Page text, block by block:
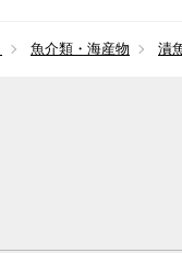
魚介類・海産物 漬